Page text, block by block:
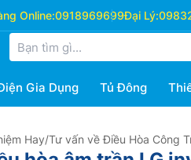
Online:0918969699Đại Lý:
Gia Dụng Tủ Đông
Hay/Tư vấn về Điều Hòa Công